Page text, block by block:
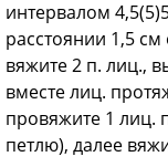
интервалом
расстоянии 1,5
вяжите 2 п. лиц.,
вместе лиц.
провяжите 1 лиц.
петлю), далее